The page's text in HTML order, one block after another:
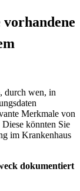
durch wen, in
Merkmale von
könnten Sie
im Krankenhaus
dokumentiert